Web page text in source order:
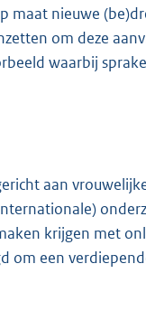
maat nieuwe
om deze
waarbij
aan
krijgen met
een